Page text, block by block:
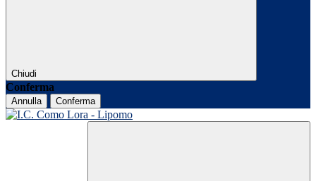
Chiudi
Conferma
Annulla Conferma